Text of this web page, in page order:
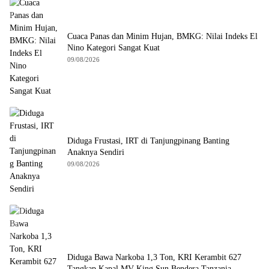
Cuaca Panas dan Minim Hujan, BMKG: Nilai Indeks El
Nino Kategori Sangat Kuat
09/08/2026
Diduga Frustasi, IRT di Tanjungpinang Banting
Anaknya Sendiri
09/08/2026
Diduga Bawa Narkoba 1,3 Ton, KRI Kerambit 627